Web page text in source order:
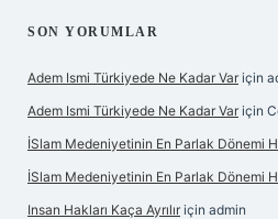
SON YORUMLAR
Adem Ismi Türkiyede Ne Kadar Var için
Adem Ismi Türkiyede Ne Kadar Var için
İSlam Medeniyetinin En Parlak Dönemi
İSlam Medeniyetinin En Parlak Dönemi
Insan Hakları Kaça Ayrılır için admin